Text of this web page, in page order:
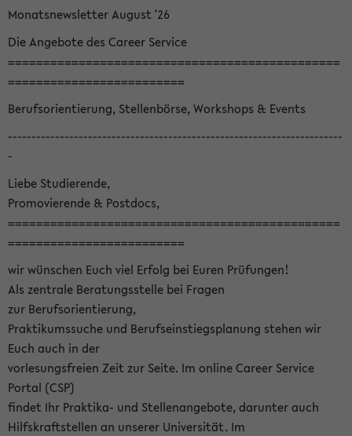
Monatsnewsletter August '26
Die Angebote des Career Service
===============================================
=========================
Berufsorientierung, Stellenbörse, Workshops & Events
-----------------------------------------------------------------------
-
Liebe Studierende,
Promovierende & Postdocs,
===============================================
=========================
wir wünschen Euch viel Erfolg bei Euren Prüfungen!
Als zentrale Beratungsstelle bei Fragen
zur Berufsorientierung,
Praktikumssuche und Berufseinstiegsplanung stehen wir
Euch auch in der
vorlesungsfreien Zeit zur Seite. Im online Career Service
Portal (CSP)
findet Ihr Praktika- und Stellenangebote, darunter auch
Hilfskraftstellen an unserer Universität. Im